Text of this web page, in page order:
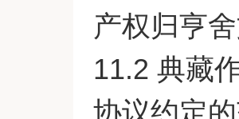
产权归亨
11.2 典藏
协议约定